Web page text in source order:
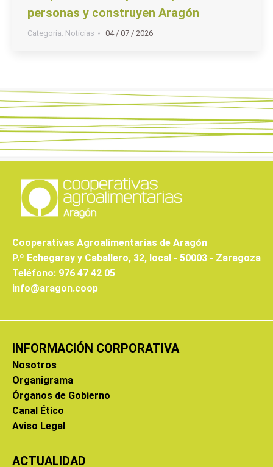
personas y construyen Aragón
Categoria: Noticias 04 / 07 / 2026
Cooperativas Agroalimentarias de Aragón
P.º Echegaray y Caballero, 32, local - 50003 - Zaragoza
Teléfono: 976 47 42 05
info@aragon.coop
INFORMACIÓN CORPORATIVA
Nosotros
Organigrama
Órganos de Gobierno
Canal Ético
Aviso Legal
ACTUALIDAD